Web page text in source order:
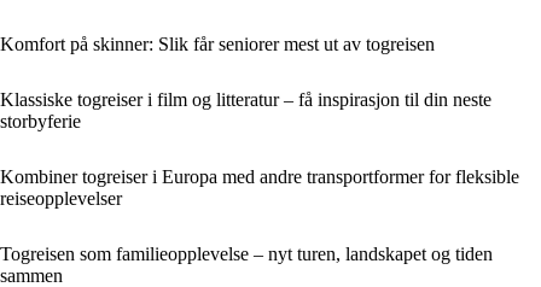
Komfort på skinner: Slik får seniorer mest ut av togreisen
Klassiske togreiser i film og litteratur – få inspirasjon til din neste
storbyferie
Kombiner togreiser i Europa med andre transportformer for fleksible
reiseopplevelser
Togreisen som familieopplevelse – nyt turen, landskapet og tiden
sammen